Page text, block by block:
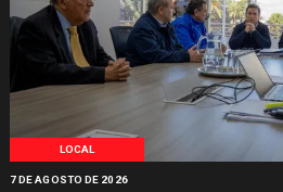
LOCAL
7 DE AGOSTO DE 2026